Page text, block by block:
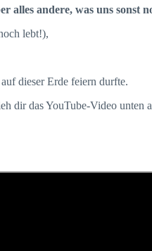
alles andere, was uns sonst
lebt!),
dieser Erde feiern durfte.
dir das YouTube-Video unten